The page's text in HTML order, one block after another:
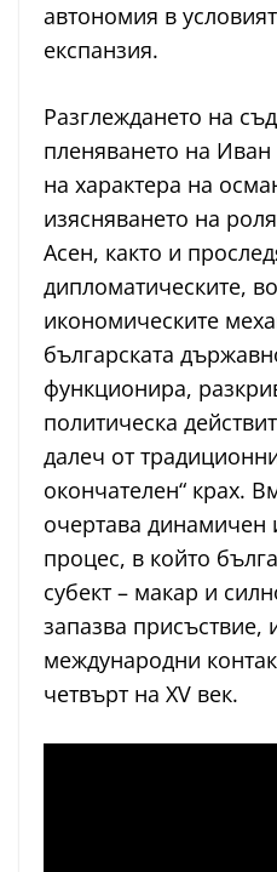
автономия в
експанзия.
Разглеждането на
пленяването на
на характера на
изясняването на
Асен, както и
дипломатическите,
икономическите
българската
функционира,
политическа
далеч от
окончателен“ крах.
очертава динамичен
процес, в който
субект – макар и
запазва присъствие,
международни
четвърт на XV век.